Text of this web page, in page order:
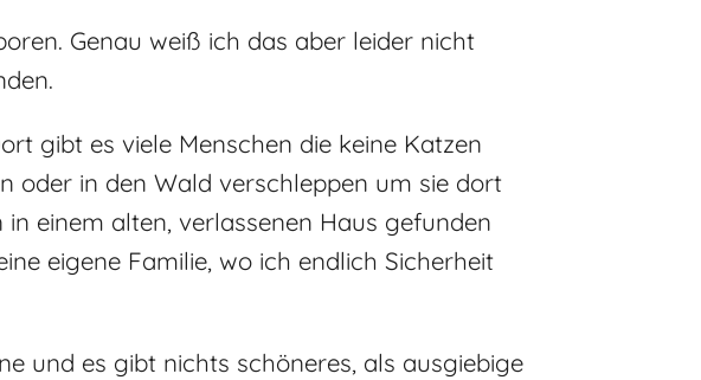
Genau weiß ich das aber leider nicht
gibt es viele Menschen die keine Katzen
oder in den Wald verschleppen um sie dort
einem alten, verlassenen Haus gefunden
eigene Familie, wo ich endlich Sicherheit
und es gibt nichts schöneres, als ausgiebige